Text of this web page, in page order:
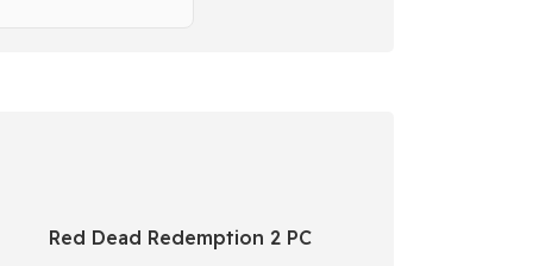
Red Dead Redemption 2 PC